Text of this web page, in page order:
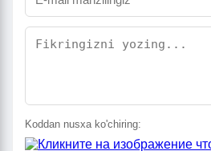
Koddan nusxa ko'chiring: